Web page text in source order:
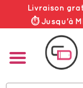
Livraison
⏱ Jusqu'à